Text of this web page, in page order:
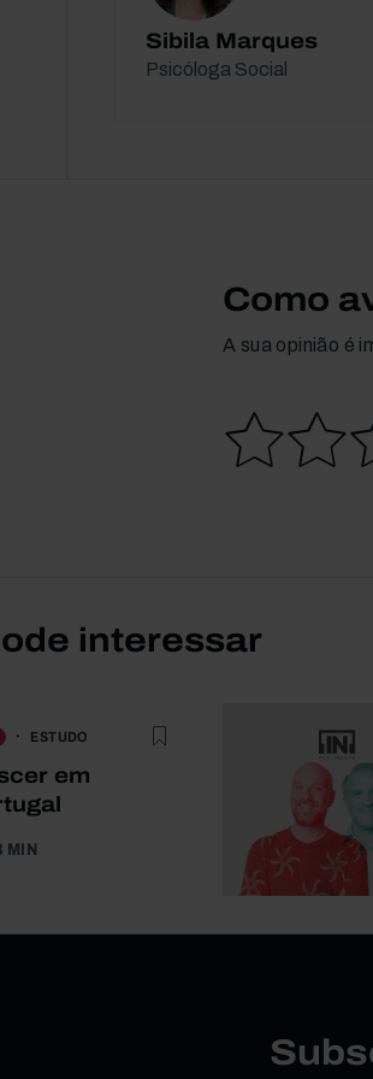
Sibila Marques
Psicóloga Social
Como
A sua opinião é
interessar
ESTUDO
em
MIN